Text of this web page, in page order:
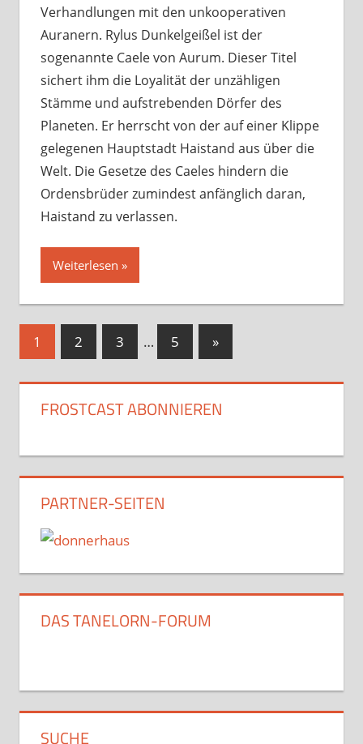
Verhandlungen mit den unkooperativen
Auranern. Rylus Dunkelgeißel ist der
sogenannte Caele von Aurum. Dieser Titel
sichert ihm die Loyalität der unzähligen
Stämme und aufstrebenden Dörfer des
Planeten. Er herrscht von der auf einer Klippe
gelegenen Hauptstadt Haistand aus über die
Welt. Die Gesetze des Caeles hindern die
Ordensbrüder zumindest anfänglich daran,
Haistand zu verlassen.
Weiterlesen
Seitennummerierung
Beiträge
1 2 3 … 5
Nächste
Beiträge
»
FROSTCAST ABONNIEREN
PARTNER-SEITEN
DAS TANELORN-FORUM
SUCHE